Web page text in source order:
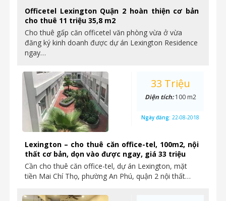
Officetel Lexington Quận 2 hoàn thiện cơ bản
cho thuê 11 triệu 35,8 m2
Cho thuê gấp căn officetel văn phòng vừa ở vừa
đăng ký kinh doanh được dự án Lexington Residence
ngay…
Lexington – cho thuê căn office-tel, 100m2, nội
thất cơ bản, dọn vào được ngay, giá 33 triệu
Cần cho thuê căn office-tel, dự án Lexington, mặt
tiền Mai Chí Thọ, phường An Phú, quận 2 nội thất…
33 Triệu
Diện tích:100 m2
Ngày đăng: 22-08-2018